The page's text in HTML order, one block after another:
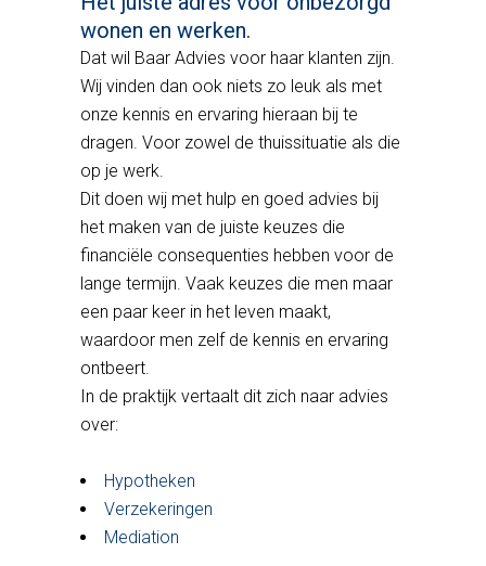
wonen en werken.
Dat wil Baar Advies voor haar klanten zijn.
Wij vinden dan ook niets zo leuk als met
onze kennis en ervaring hieraan bij te
dragen. Voor zowel de thuissituatie als die
op je werk.
Dit doen wij met hulp en goed advies bij
het maken van de juiste keuzes die
financiële consequenties hebben voor de
lange termijn. Vaak keuzes die men maar
een paar keer in het leven maakt,
waardoor men zelf de kennis en ervaring
ontbeert.
In de praktijk vertaalt dit zich naar advies
over:
Hypotheken
Verzekeringen
Mediation